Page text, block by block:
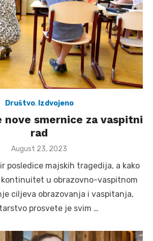
Društvo, Izdvojeno
nove smernice za vaspitni
rad
Posted
August 23, 2023
posledice majskih tragedija, a kako
kontinuitet u obrazovno-vaspitnom
ciljeva obrazovanja i vaspitanja,
prosvete je svim …